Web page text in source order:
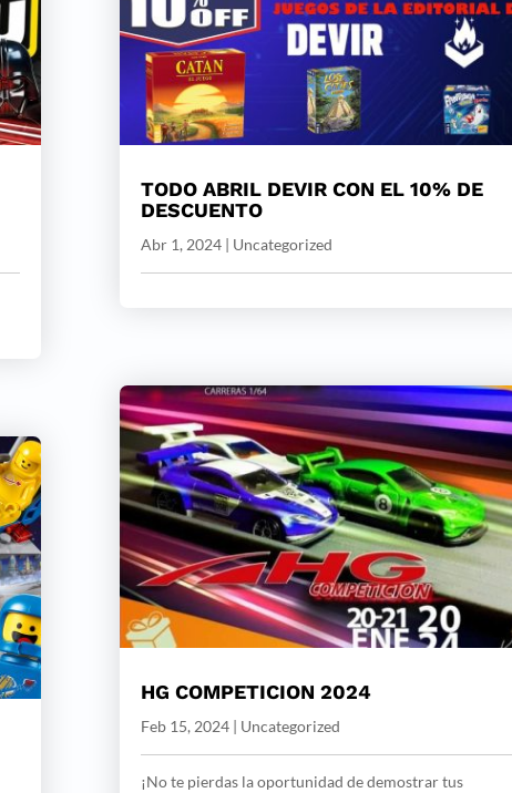
TODO ABRIL DEVIR CON EL 10% DE
DESCUENTO
Abr 1, 2024| Uncategorized
HG COMPETICION 2024
Feb 15, 2024| Uncategorized
¡No te pierdas la oportunidad de demostrar tus